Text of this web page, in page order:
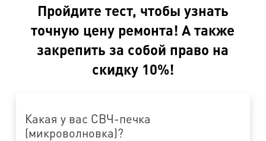
Пройдите тест, чтобы узнать
точную цену ремонта! А также
закрепить за собой право на
скидку 10%!
Какая у вас СВЧ-печка
(микроволновка)?